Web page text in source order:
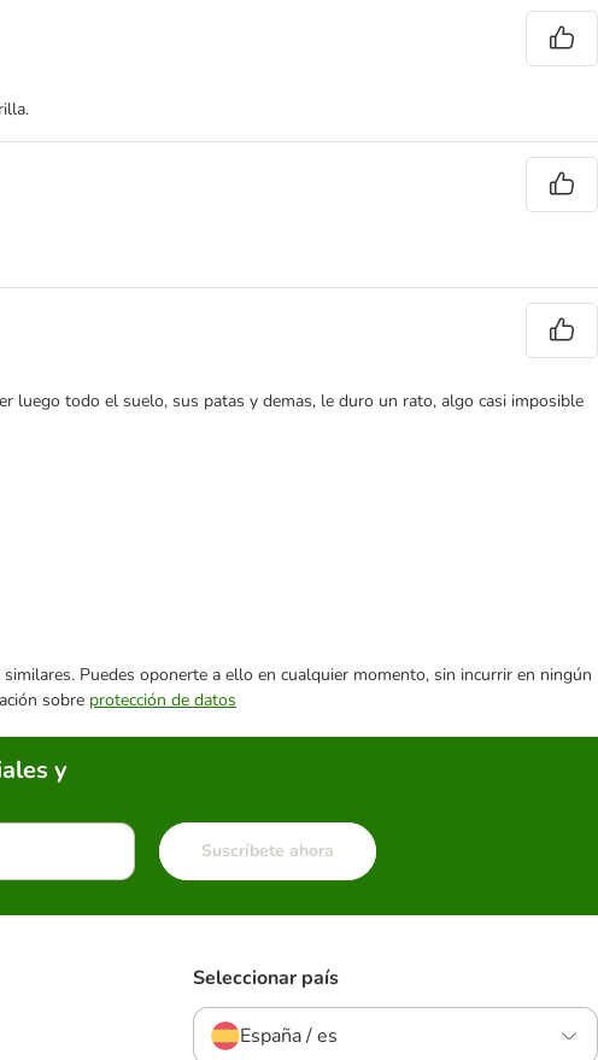
luego todo el suelo, sus patas y demas, le duro un rato, algo casi imposible
Puedes oponerte a ello en cualquier momento, sin incurrir en ningún
sobre protección de datos
y
Suscríbete ahora
Seleccionar país
España / es